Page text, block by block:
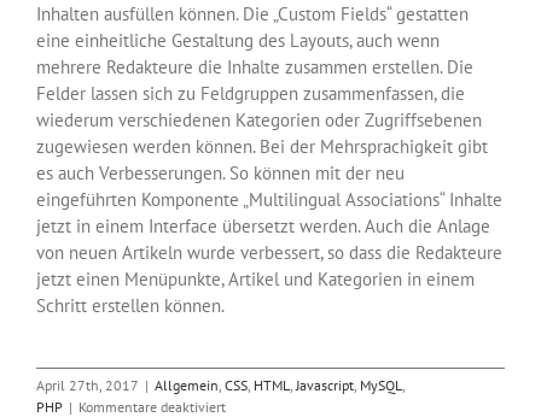
Inhalten ausfüllen können. Die „Custom Fields“ gestatten
eine einheitliche Gestaltung des Layouts, auch wenn
mehrere Redakteure die Inhalte zusammen erstellen. Die
Felder lassen sich zu Feldgruppen zusammenfassen, die
wiederum verschiedenen Kategorien oder Zugriffsebenen
zugewiesen werden können. Bei der Mehrsprachigkeit gibt
es auch Verbesserungen. So können mit der neu
eingeführten Komponente „Multilingual Associations“ Inhalte
jetzt in einem Interface übersetzt werden. Auch die Anlage
von neuen Artikeln wurde verbessert, so dass die Redakteure
jetzt einen Menüpunkte, Artikel und Kategorien in einem
Schritt erstellen können.
April 27th, 2017 | Allgemein CSS HTML Javascript MySQL
PHP | Kommentare deaktiviertfür